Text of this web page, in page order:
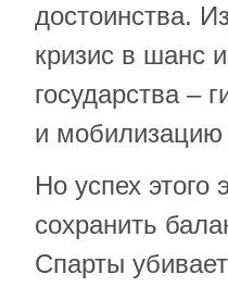
достоинства.
кризис в шанс
государства –
и
Но успех этого
сохранить
Спарты